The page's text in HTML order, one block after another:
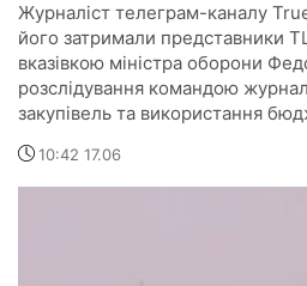
Журналіст телеграм-каналу
його затримали представники
вказівкою міністра оборони
розслідування командою
закупівель та використання
10:42 17.06